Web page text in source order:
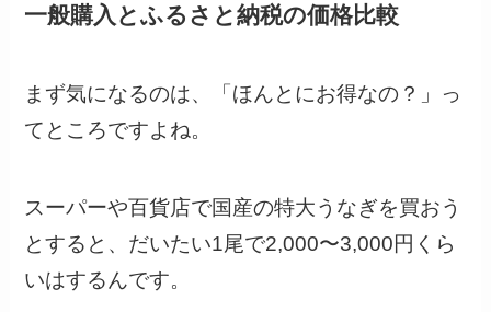
一般購入とふるさと納税の価格比較
まず気になるのは、「ほんとにお得なの？」っ
てところですよね。
スーパーや百貨店で国産の特大うなぎを買おう
とすると、だいたい1尾で2,000〜3,000円くら
いはするんです。